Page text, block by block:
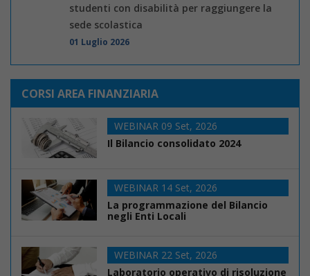
studenti con disabilità per raggiungere la
sede scolastica
01 Luglio 2026
CORSI AREA FINANZIARIA
WEBINAR 09 Set, 2026
Il Bilancio consolidato 2024
WEBINAR 14 Set, 2026
La programmazione del Bilancio
negli Enti Locali
WEBINAR 22 Set, 2026
Laboratorio operativo di risoluzione